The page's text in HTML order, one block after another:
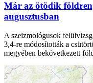
Már az ötödik
augusztusban
A szeizmológusok
3,4-re módosították a
megyében bekövetkezett